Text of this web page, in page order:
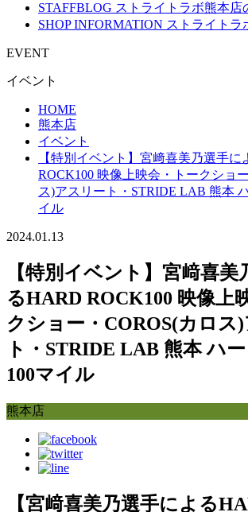
STAFFBLOG ストライトラボ熊本店
SHOP INFORMATION ストライトラ
EVENT
イベント
HOME
熊本店
イベント
【特別イベント】宮﨑喜美乃選手に
ROCK100 映像上映会・トークショ
ス)アスリート・STRIDE LAB 熊本
イル
2024.01.13
【特別イベント】宮﨑喜美
るHARD ROCK100 映像上
クショー・COROS(カロス
ト・STRIDE LAB 熊本 ハ
100マイル
熊本店
【宮﨑喜美乃選手による